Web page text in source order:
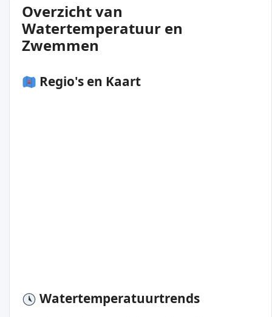
Overzicht van
Watertemperatuur en
Zwemmen
Regio's en Kaart
Watertemperatuurtrends